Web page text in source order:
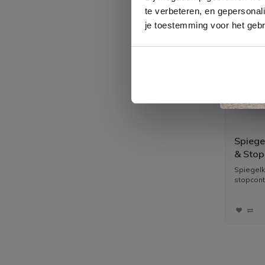
te verbeteren, en
je toestemming voor het
&